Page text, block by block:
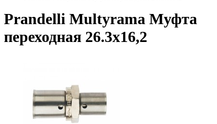
Prandelli Multyrama Муфта
переходная 26.3х16,2